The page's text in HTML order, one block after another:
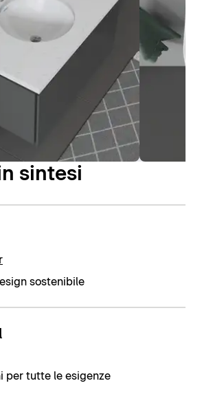
sintesi
sostenibile
per tutte le esigenze